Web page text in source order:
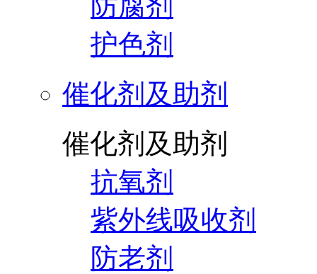
护色剂
催化剂及助剂
催化剂及助剂
抗氧剂
紫外线吸收剂
防老剂